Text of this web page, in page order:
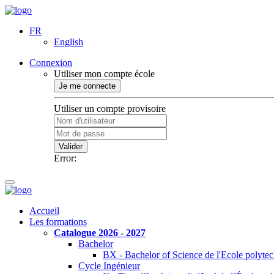
FR
English
Connexion
Utiliser mon compte école
Je me connecte
Utiliser un compte provisoire
Valider
Error:
Accueil
Les formations
Catalogue 2026 - 2027
Bachelor
BX - Bachelor of Science de l'Ecole
Cycle Ingénieur